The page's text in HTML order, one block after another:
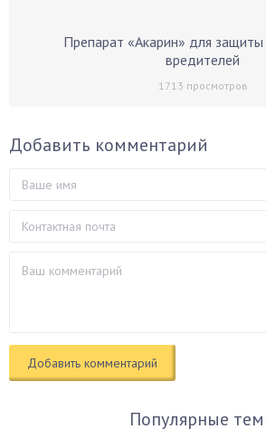
Препарат «Акарин» для защиты
вредителей
1713 просмотров
Добавить комментарий
Популярные